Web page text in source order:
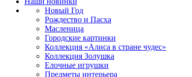
Новый Год
Рождество и Пасха
Масленица
Городские картинки
Коллекция «Алиса в стране чудес»
Коллекция Золушка
Елочные игрушки
Предметы интерьера